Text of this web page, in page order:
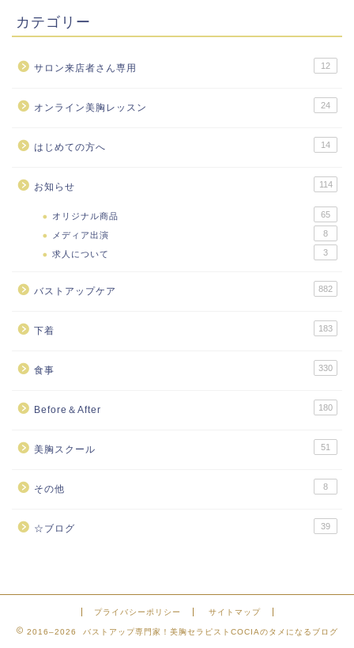
カテゴリー
サロン来店者さん専用 12
オンライン美胸レッスン 24
はじめての方へ 14
お知らせ 114
オリジナル商品 65
メディア出演 8
求人について 3
バストアップケア 882
下着 183
食事 330
Before＆After 180
美胸スクール 51
その他 8
☆ブログ 39
プライバシーポリシー サイトマップ
2016–2026 バストアップ専門家！美胸セラピストCOCIAのタメになるブログ